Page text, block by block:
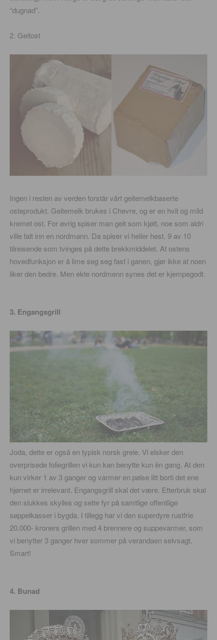
“dugnad”.
2. Geitost
Ingen i resten av verden forstår vårt geitemelkbaserte
osteprodukt. Geitemelk brukes i Chevre, og er en hvit og mild
kremet ost. For øvrig spiser man geit som kjøtt, noe som aldri
ville falt inn en nordmann. Da spiser vi heller hest. 9 av 10
tilreisende som tvinges på dette brekkmiddelet. At ostens
hovedfunksjon er å lime seg seg fast i ganen, gjør ikke at noen
liker den bedre. Men ekte nordmenn synes det er kjempegodt.
3. Engangsgrill
Joda, dette er også en typisk norsk greie. Vi elsker den
overprisede foliegrillen vi kun kan benytte kun èn gang. At den
kun virker 1 av 3 ganger og varmer en pølse litt borti det ene
hjørnet er irrelevant. Engangsgrill skal det være. Etterbruk skal
den slukkes skylles og sette fyr på samtlige offentlige
søppelkasser i bygda. I tillegg har vi den superdyre rustfrie
20.000- kroners grillen med 4 brennere og suppevarmer, som
vi benytter 3 ganger hver sommer på verandaen selvsagt.
Smart!
4. Bunad